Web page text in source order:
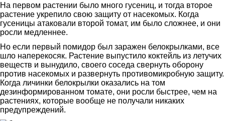
На первом растении было много гусениц, и тогда второе
растение укрепило свою защиту от насекомых. Когда
гусеницы атаковали второй томат, им было сложнее, и они
росли медленнее.
Но если первый помидор был заражен белокрылками, все
шло наперекосяк. Растение выпустило коктейль из летучих
веществ и вынудило, своего соседа свернуть оборону
против насекомых и развернуть противомикробную защиту.
Когда личинки белокрылки оказались на том
дезинформированном томате, они росли быстрее, чем на
растениях, которые вообще не получали никаких
предупреждений.